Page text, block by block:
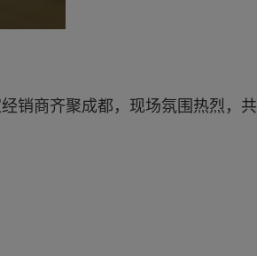
销商齐聚成都，现场氛围热烈，共